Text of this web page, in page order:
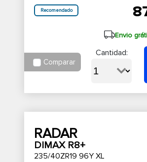
Recomendado
Envio
Comparar
Cantidad:
RADAR
DIMAX R8+
235/40ZR19 96Y XL